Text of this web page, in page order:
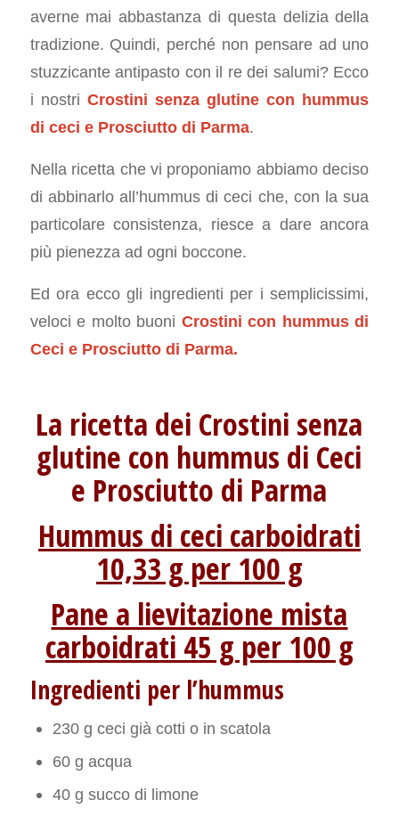
averne mai abbastanza di questa delizia della
tradizione. Quindi, perché non pensare ad uno
stuzzicante antipasto con il re dei salumi? Ecco
i nostri Crostini senza glutine con hummus
di ceci e Prosciutto di Parma.
Nella ricetta che vi proponiamo abbiamo deciso
di abbinarlo all’hummus di ceci che, con la sua
particolare consistenza, riesce a dare ancora
più pienezza ad ogni boccone.
Ed ora ecco gli ingredienti per i semplicissimi,
veloci e molto buoni Crostini con hummus di
Ceci e Prosciutto di Parma.
La ricetta dei Crostini senza
glutine con hummus di Ceci
e Prosciutto di Parma
Hummus di ceci carboidrati
10,33 g per 100 g
Pane a lievitazione mista
carboidrati 45 g per 100 g
Ingredienti per l’hummus
230 g ceci già cotti o in scatola
60 g acqua
40 g succo di limone